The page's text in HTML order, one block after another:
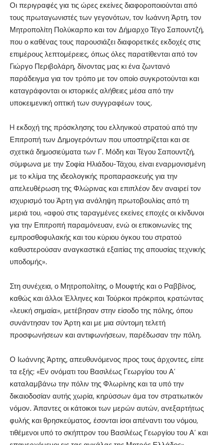
Οι περιγραφές για τις ώρες εκείνες διαφοροποιούνται από
τους πρωταγωνιστές των γεγονότων, τον Ιωάννη Άρτη, τον
Μητροπολίτη Πολύκαρπο και τον Δήμαρχο Τέγο Σαπουντζή,
που ο καθένας τους παρουσιάζει διαφορετικές εκδοχές στις
επιμέρους λεπτομέρειες, όπως όλες παρατίθενται από τον
Γιώργο Περιβολάρη, δίνοντας μας κι ένα ζωντανό
παράδειγμα για τον τρόπο με τον οποίο συγκροτούνται και
καταγράφονται οι ιστορικές αλήθειες μέσα από την
υποκειμενική οπτική των συγγραφέων τους.
H εκδοχή της πρόσκλησης του ελληνικού στρατού από την
Επιτροπή των Δημογερόντων που υποστηρίζεται και σε
σχετικά δημοσιεύματα των Γ. Μόδη και Τέγου Σαπουντζή,
σύμφωνα με την Σοφία Ηλιάδου-Τάχου, είναι εναρμονισμένη
με το κλίμα της ιδεολογικής προπαρασκευής για την
απελευθέρωση της Φλώρινας και επιπλέον δεν αναιρεί τον
ισχυρισμό του Άρτη για ανάληψη πρωτοβουλίας από τη
μεριά του, «αφού στις ταραγμένες εκείνες εποχές οι κίνδυνοι
για την Επιτροπή παραμόνευαν, ενώ οι επικοινωνίες της
εμπροσθοφυλακής και του κύριου όγκου του στρατού
καθυστερούσαν αναγκαστικά εξαιτίας της απουσίας τεχνικής
υποδομής».
Στη συνέχεια, ο Μητροπολίτης, ο Μουφτής και ο Ραββίνος,
καθώς και άλλοι Έλληνες και Τούρκοι πρόκριτοι, κρατώντας
«λευκή σημαία», μετέβησαν στην είσοδο της πόλης, όπου
συνάντησαν τον Άρτη και με μια σύντομη τελετή
προσφωνήσεων και αντιφωνήσεων, παρέδωσαν την πόλη.
Ο Ιωάννης Άρτης, απευθυνόμενος προς τους άρχοντες, είπε
τα εξής: «Εν ονόματι του Βασιλέως Γεωργίου του Α’
καταλαμβάνω την πόλιν της Φλωρίνης και τα υπό την
δικαιοδοσίαν αυτής χωρία, κηρύσσων άμα τον στρατιωτικόν
νόμον. Άπαντες οι κάτοικοι των μερών αυτών, ανεξαρτήτως
φυλής και θρησκεύματος, έσονται ίσοι απέναντι του νόμου,
τιθέμενοι υπό το σκήπτρον του Βασιλέως Γεωργίου του Α’ και